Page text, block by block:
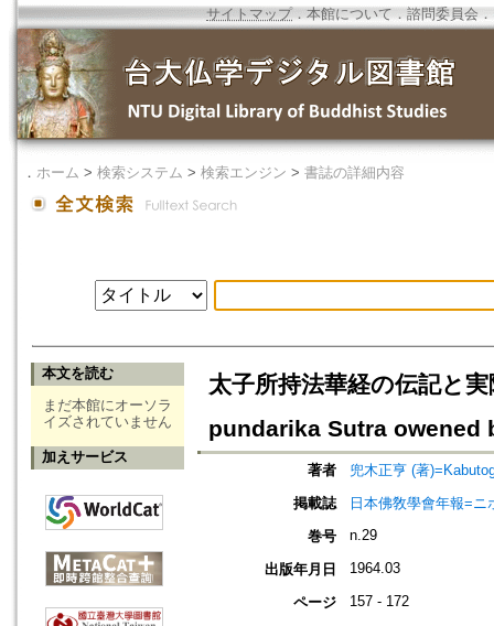
サイトマップ．本館について ． 諮問委員会 ．
． ホーム > 検索システム > 検索エンジン > 書誌の詳細内容
本文を読む
まだ本館にオーソラ
イズされていません
加えサービス
太子所持法華経の伝記と
pundarika Sutra owened
著者
兜木正亨 (著
掲載誌
日本佛敎學會年報=
巻号
n.29
出版年月日 1964.03
ページ 157 - 172